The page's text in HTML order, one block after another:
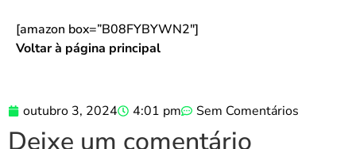
[amazon box=”B08FYBYWN2″]
Voltar à página principal
outubro 3, 2024 4:01 pm Sem Comentários
Deixe um comentário